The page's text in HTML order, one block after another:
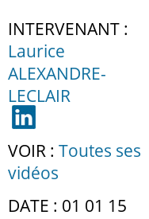
INTERVENANT :
Laurice
ALEXANDRE-
LECLAIR
VOIR : Toutes ses
vidéos
DATE : 01 01 15